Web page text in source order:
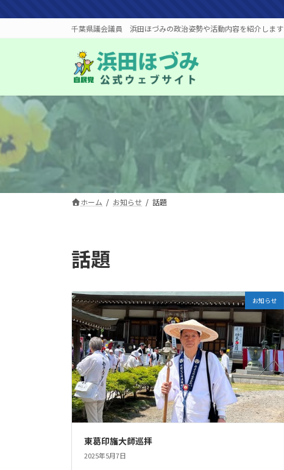
ン
テ
ス
キ
プ
ビ
ゲ
ン
に
動
千葉県議会議員 浜田ほづみの政治姿勢や活動内容を紹介します
ホーム お知らせ 話題
話題
お知らせ
東葛印旛大師巡拝
2025年5月7日